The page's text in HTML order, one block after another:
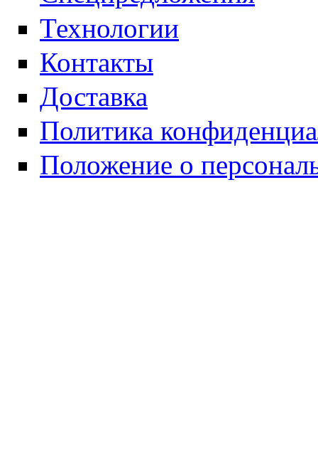
Технологии
Контакты
Доставка
Политика
Положение о